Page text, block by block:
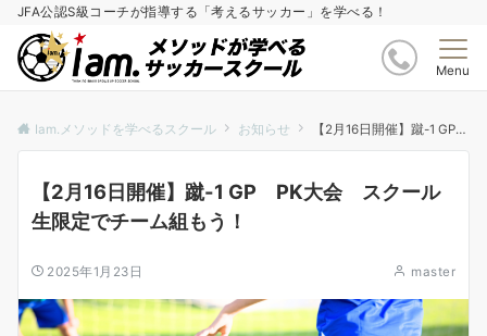
JFA公認S級コーチが指導する「考えるサッカー」を学べる！
Menu
Iam.メソッドを学べるスクール お知らせ 【2月16日開催】蹴-1 GP PK大会 スクール生限定でチーム組もう！
【2月16日開催】蹴-1 GP PK大会 スクール
生限定でチーム組もう！
2025年1月23日 master